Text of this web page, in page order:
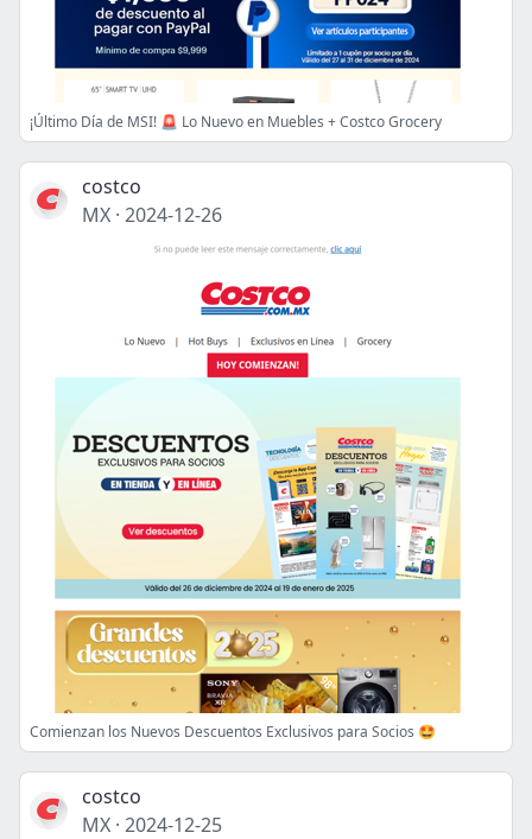
¡Último Día de MSI! 🚨 Lo Nuevo en Muebles + Costco Grocery
costco
MX · 2024-12-26
Comienzan los Nuevos Descuentos Exclusivos para Socios 🤩
costco
MX · 2024-12-25